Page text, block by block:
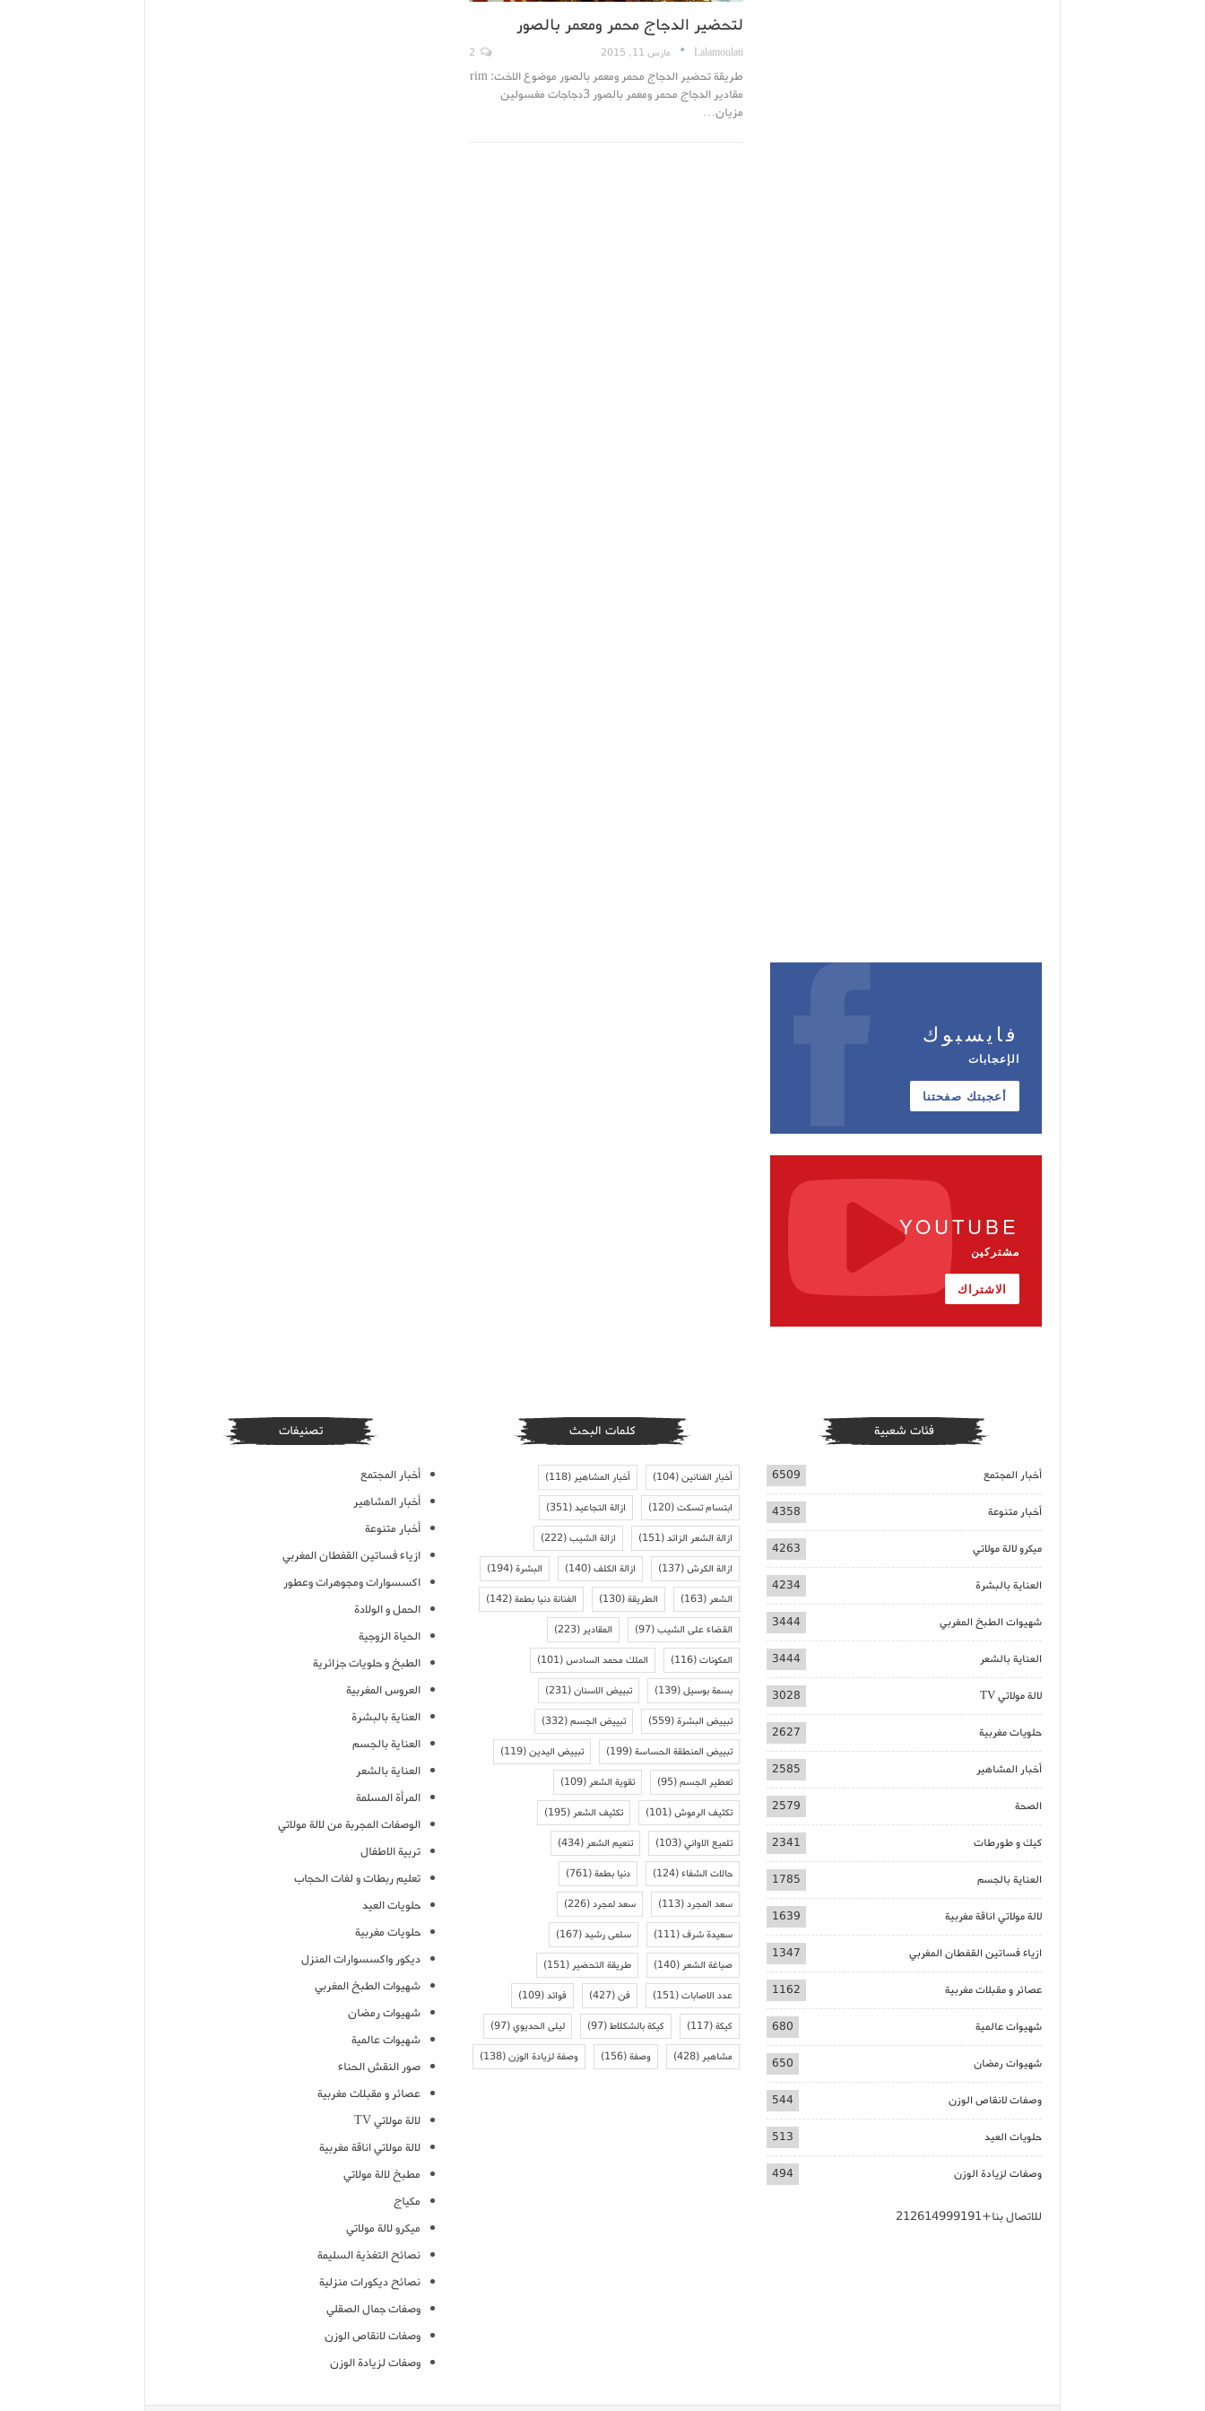
لتحضير الدجاج محمر ومعمر بالصور
Lalamoulati مارس 11, 2015
طريقة تحضير الدجاج محمر ومعمر بالصور موضوع الاخت: rim
مقادير الدجاج محمر ومعمر بالصور 3دجاجات مغسولين
مزيان…
فايسبوك
الإعجابات
أعجبتك صفحتنا
YOUTUBE
مشتركين
الاشتراك
فئات شعبية
أخبار المجتمع 6509
أخبار متنوعة 4358
ميكرو لالة مولاتي 4263
العناية بالبشرة 4234
شهيوات الطبخ المغربي 3444
العناية بالشعر 3444
لالة مولاتي TV 3028
حلويات مغربية 2627
أخبار المشاهير 2585
الصحة 2579
كيك و طورطات 2341
العناية بالجسم 1785
لالة مولاتي اناقة مغربية 1639
ازياء فساتين القفطان المغربي 1347
عصائر و مقبلات مغربية 1162
شهيوات عالمية 680
شهيوات رمضان 650
وصفات لانقاص الوزن 544
حلويات العيد 513
وصفات لزيادة الوزن 494
للاتصال بنا+212614999191
كلمات البحث
أخبار الفنانين(104) أخبار المشاهير(118)
ابتسام تسكت(120) ازالة التجاعيد(351)
ازالة الشعر الزائد(151) ازالة الشيب(222)
ازالة الكرش(137) ازالة الكلف(140) البشرة(194)
الشعر(163) الطريقة(130) الفنانة دنيا بطمة(142)
القضاء على الشيب(97) المقادير(223)
المكونات(116) الملك محمد السادس(101)
بسمة بوسيل(139) تبييض الاسنان(231)
تبييض البشرة(559) تبييض الجسم(332)
تبييض المنطقة الحساسة(199) تبييض اليدين(119)
تعطير الجسم(95) تقوية الشعر(109)
تكثيف الرموش(101) تكثيف الشعر(195)
تلميع الاواني(103) تنعيم الشعر(434)
حالات الشفاء(124) دنيا بطمة(761)
سعد المجرد(113) سعد لمجرد(226)
سعيدة شرف(111) سلمى رشيد(167)
صباغة الشعر(140) طريقة التحضير(151)
عدد الاصابات(151) فن(427) فوائد(109)
كيكة(117) كيكة بالشكلاط(97) ليلى الحديوي(97)
مشاهير(428) وصفة(156) وصفة لزيادة الوزن(138)
تصنيفات
أخبار المجتمع
أخبار المشاهير
أخبار متنوعة
ازياء فساتين القفطان المغربي
اكسسوارات ومجوهرات وعطور
الحمل و الولادة
الحياة الزوجية
الطبخ و حلويات جزائرية
العروس المغربية
العناية بالبشرة
العناية بالجسم
العناية بالشعر
المرأة المسلمة
الوصفات المجربة من لالة مولاتي
تربية الاطفال
تعليم ربطات و لفات الحجاب
حلويات العيد
حلويات مغربية
ديكور واكسسوارات المنزل
شهيوات الطبخ المغربي
شهيوات رمضان
شهيوات عالمية
صور النقش الحناء
عصائر و مقبلات مغربية
لالة مولاتي TV
لالة مولاتي اناقة مغربية
مطبخ لالة مولاتي
مكياج
ميكرو لالة مولاتي
نصائح التغذية السليمة
نصائح ديكورات منزلية
وصفات جمال الصقلي
وصفات لانقاص الوزن
وصفات لزيادة الوزن